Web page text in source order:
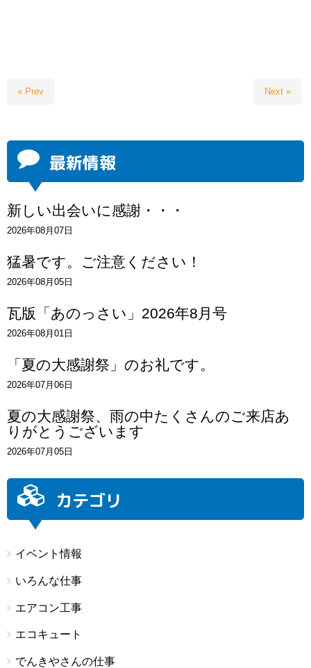
« Prev Next »
最新情報
新しい出会いに感謝・・・
2026年08月07日
猛暑です。ご注意ください！
2026年08月05日
瓦版「あのっさい」2026年8月号
2026年08月01日
「夏の大感謝祭」のお礼です。
2026年07月06日
夏の大感謝祭、雨の中たくさんのご来店あ
りがとうございます
2026年07月05日
カテゴリ
イベント情報
いろんな仕事
エアコン工事
エコキュート
でんきやさんの仕事